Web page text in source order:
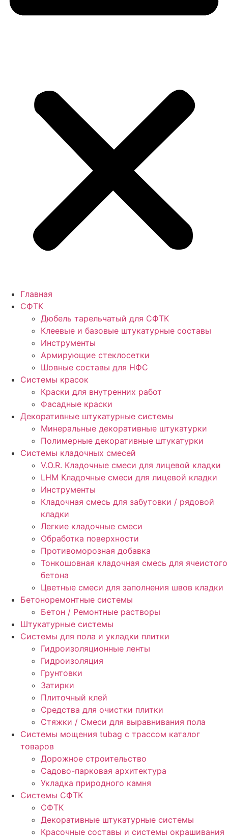
Главная
СФТК
Дюбель тарельчатый для СФТК
Клеевые и базовые штукатурные составы
Инструменты
Армирующие стеклосетки
Шовные составы для НФС
Cистемы красок
Краски для внутренних работ
Фасадные краски
Декоративные штукатурные системы
Минеральные декоративные штукатурки
Полимерные декоративные штукатурки
Системы кладочных смесей
V.O.R. Кладочные смеси для лицевой кладки
LHM Кладочные смеси для лицевой кладки
Инструменты
Кладочная смесь для забутовки / рядовой
кладки
Легкие кладочные смеси
Обработка поверхности
Противоморозная добавка
Тонкошовная кладочная смесь для ячеистого
бетона
Цветные смеси для заполнения швов кладки
Бетоноремонтные системы
Бетон / Ремонтные растворы
Штукатурные системы
Cистемы для пола и укладки плитки
Гидроизоляционные ленты
Гидроизоляция
Грунтовки
Затирки
Плиточный клей
Средства для очистки плитки
Стяжки / Смеси для выравнивания пола
Системы мощения tubag с трассом каталог
товаров
Дорожное строительство
Садово-парковая архитектура
Укладка природного камня
Системы СФТК
СФТК
Декоративные штукатурные системы
Красочные составы и системы окрашивания